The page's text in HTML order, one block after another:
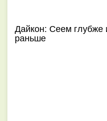
Дайкон: Сеем глубже
раньше